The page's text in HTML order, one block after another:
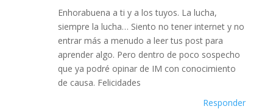
Enhorabuena a ti y a los tuyos. La lucha,
siempre la lucha… Siento no tener internet y no
entrar más a menudo a leer tus post para
aprender algo. Pero dentro de poco sospecho
que ya podré opinar de IM con conocimiento
de causa. Felicidades
Responder